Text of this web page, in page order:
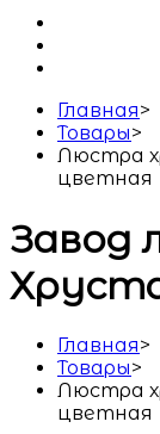
Главная>
Товары>
Люстра
цветная
Завод
Главная>
Товары>
Люстра
цветная